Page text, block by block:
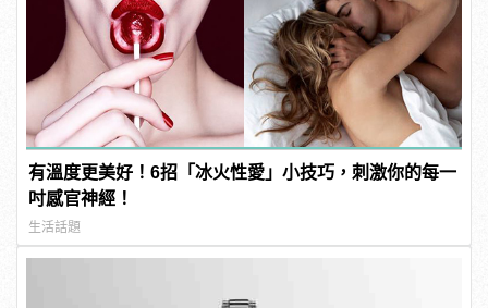
有溫度更美好！6招「冰火性愛」小技巧，刺激你的每一
吋感官神經！
生活話題